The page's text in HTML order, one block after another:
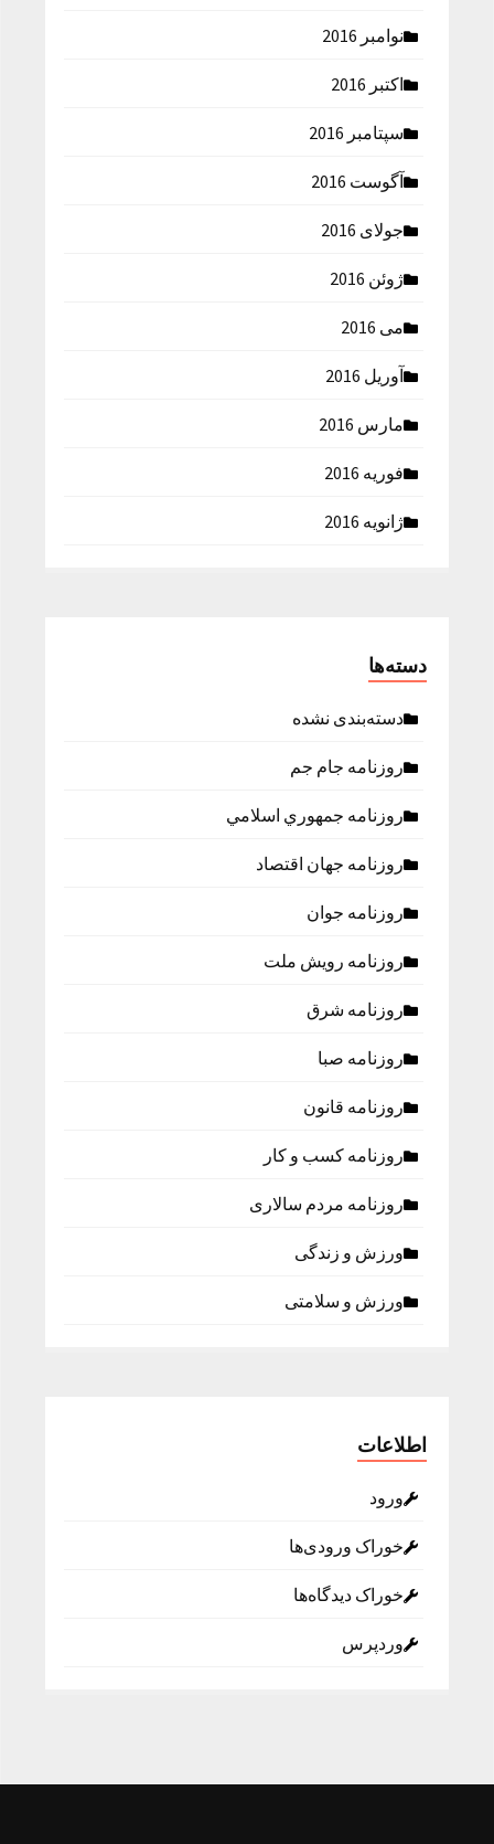
نوامبر 2016
اکتبر 2016
سپتامبر 2016
آگوست 2016
جولای 2016
ژوئن 2016
می 2016
آوریل 2016
مارس 2016
فوریه 2016
ژانویه 2016
دسته‌ها
دسته‌بندی نشده
روزنامه جام جم
روزنامه جمهوري اسلامي
روزنامه جهان اقتصاد
روزنامه جوان
روزنامه رویش ملت
روزنامه شرق
روزنامه صبا
روزنامه قانون
روزنامه كسب و كار
روزنامه مردم سالاری
ورزش و زندگی
ورزش و سلامتی
اطلاعات
ورود
خوراک ورودی‌ها
خوراک دیدگاه‌ها
وردپرس